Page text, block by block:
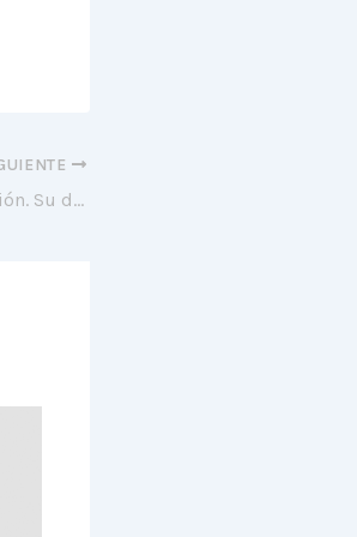
Trágica Fiesta – Inocente estuvo en prisión. Su defensa demostró su inocencia mediante ADN